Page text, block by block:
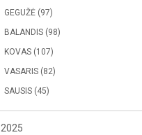
GEGUŽĖ (97)
BALANDIS (98)
KOVAS (107)
VASARIS (82)
SAUSIS (45)
2025